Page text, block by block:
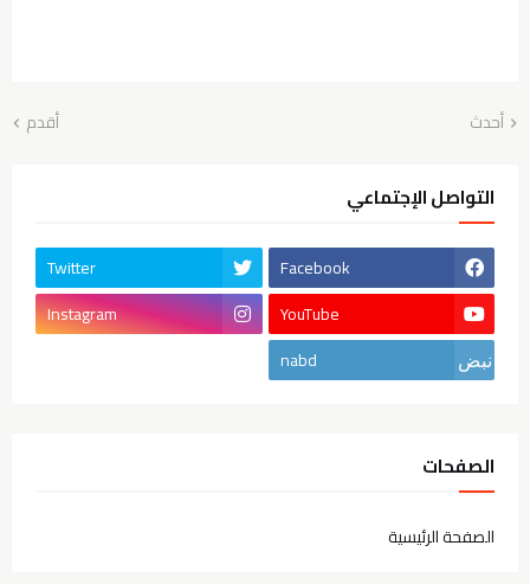
أحدث أقدم
التواصل الإجتماعي
Facebook
Twitter
YouTube
Instagram
nabd
الصفحات
الصفحة الرئيسية